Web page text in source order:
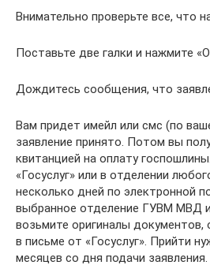
Внимательно проверьте все, что
Поставьте две галки и нажмите
Дождитесь сообщения, что
Вам придет имейл или смс (по
заявление принято. Потом вы
квитанцией на оплату
«Госуслуг» или в отделении
несколько дней по электронной
выбранное отделение ГУВМ МВД
возьмите оригиналы документов,
в письме от «Госуслуг». Прийти
месяцев со дня подачи заявления.